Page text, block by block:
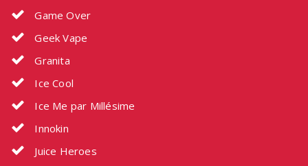
Game Over
Geek Vape
Granita
Ice Cool
Ice Me par Millésime
Innokin
Juice Heroes